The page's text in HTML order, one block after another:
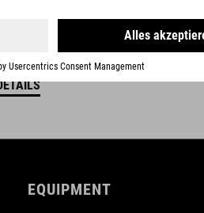
EQUIPMENT